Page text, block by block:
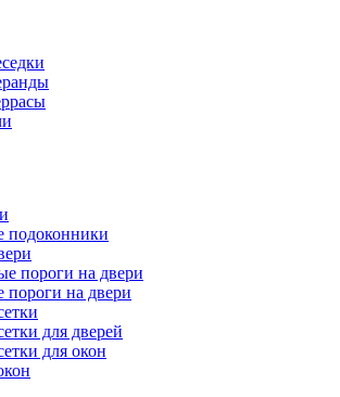
подоконники
пороги на двери
пороги на двери
для дверей
для окон